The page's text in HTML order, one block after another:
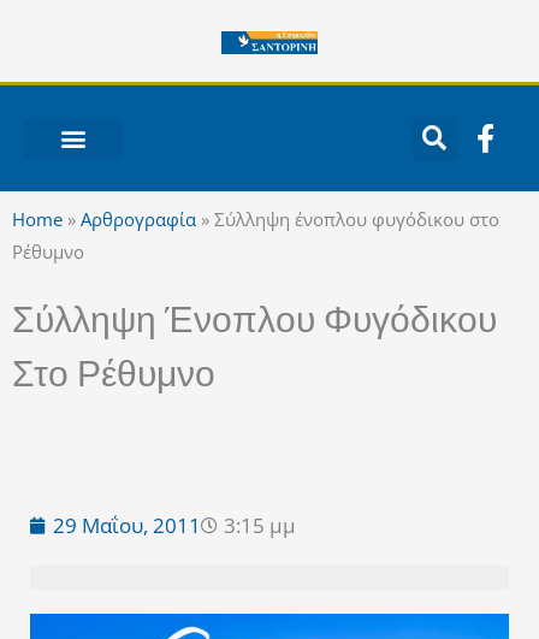
περιεχόμενο
F
a
e
b
k
Home » Αρθρογραφία » Σύλληψη ένοπλου φυγόδικου στο
Ρέθυμνο
Σύλληψη Ένοπλου Φυγόδικου
Στο Ρέθυμνο
29 Μαΐου, 2011 3:15 μμ